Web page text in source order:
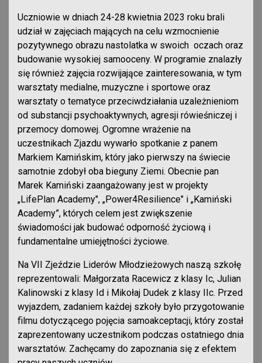
Uczniowie w dniach 24-28 kwietnia 2023 roku brali
udział w zajęciach mających na celu wzmocnienie
pozytywnego obrazu nastolatka w swoich oczach oraz
budowanie wysokiej samooceny. W programie znalazły
się również zajęcia rozwijające zainteresowania, w tym
warsztaty medialne, muzyczne i sportowe oraz
warsztaty o tematyce przeciwdziałania uzależnieniom
od substancji psychoaktywnych, agresji rówieśniczej i
przemocy domowej. Ogromne wrażenie na
uczestnikach Zjazdu wywarło spotkanie z panem
Markiem Kamińskim, który jako pierwszy na świecie
samotnie zdobył oba bieguny Ziemi. Obecnie pan
Marek Kamiński zaangażowany jest w projekty
„LifePlan Academy", „Power4Resilience" i „Kamiński
Academy”, których celem jest zwiększenie
świadomości jak budować odporność życiową i
fundamentalne umiejętności życiowe.
Na VII Zjeździe Liderów Młodzieżowych naszą szkołę
reprezentowali: Małgorzata Racewicz z klasy Ic, Julian
Kalinowski z klasy Id i Mikołaj Dudek z klasy IIc. Przed
wyjazdem, zadaniem każdej szkoły było przygotowanie
filmu dotyczącego pojęcia samoakceptacji, który został
zaprezentowany uczestnikom podczas ostatniego dnia
warsztatów. Zachęcamy do zapoznania się z efektem